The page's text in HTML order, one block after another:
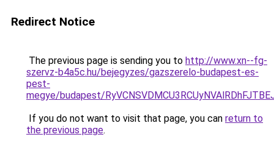
Redirect Notice
The previous page is sending you to http://www.xn--fg-
szervz-b4a5c.hu/bejegyzes/gazszerelo-budapest-es-
pest-
megye/budapest/
If you do not want to visit that page, you can return to
the previous page.